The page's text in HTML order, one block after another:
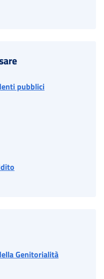
pubblici
Genitorialità